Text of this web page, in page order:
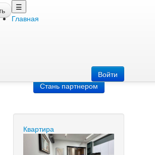
☰
Главная
Войти
Стань партнером
Квартира